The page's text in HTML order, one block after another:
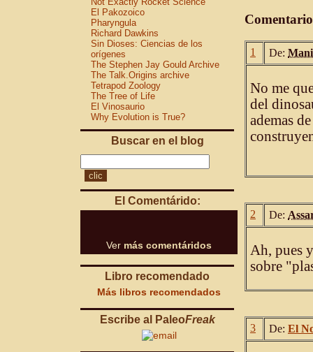
El Pakozoico
Pharyngula
Richard Dawkins
Sin Dioses: Ciencias de los
orígenes
The Stephen Jay Gould Archive
The Talk.Origins archive
Tetrapod Zoology
The Tree of Life
El Vinosaurio
Why Evolution is True?
Buscar en el blog
El Comentárido:
Ver más comentáridos
Libro recomendado
Más libros recomendados
Escribe al PaleoFreak
1 De:
No me
del
ademas
2 De:
Ah, pues
sobre
3 De: El